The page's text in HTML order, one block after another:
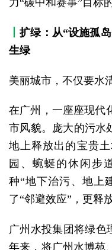
力“碳中和赛事”目标
丨扩绿：从“设施孤
生绿
美丽城市，不仅要水
在广州，一座座现代
市风貌。庞大的污水
地上释放出的宝贵
园、蜿蜒的休闲步
种“地下治污、地上
了“邻避效应”，更释
广州水投集团将绿色
年来，将广州水博苑